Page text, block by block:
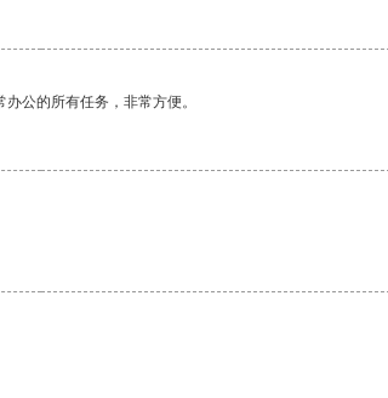
公的所有任务，非常方便。